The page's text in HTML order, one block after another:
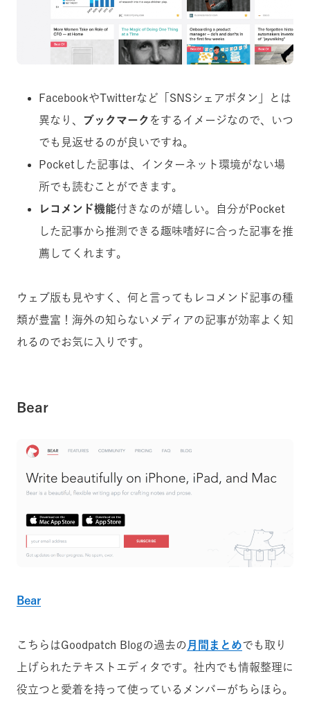
FacebookやTwitterなど「SNSシェアボタン」とは
異なり、 ブックマーク をするイメージなので、いつ
でも見返せるのが良いですね。
Pocketした記事は、インターネット環境がない場
所でも読むことができます。
レコメンド機能付きなのが嬉しい。自分がPocket
した記事から推測できる趣味嗜好に合った記事を推
薦してくれます。
ウェブ版も見やすく、何と言ってもレコメンド記事の種
類が豊富！海外の知らないメディアの記事が効率よく知
れるのでお気に入りです。
Bear
Bear
こちらはGoodpatch Blogの過去の 月間まとめでも取り
上げられたテキストエディタです。社内でも情報整理に
役立つと愛着を持って使っているメンバーがちらほら。